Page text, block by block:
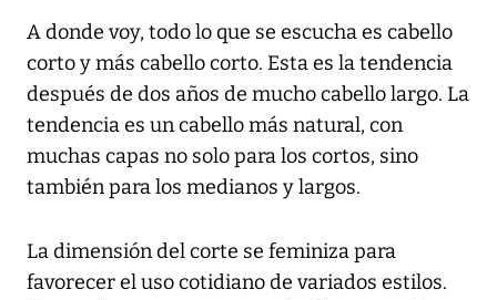
A donde voy, todo lo que se escucha es cabello
corto y más cabello corto. Esta es la tendencia
después de dos años de mucho cabello largo. La
tendencia es un cabello más natural, con
muchas capas no solo para los cortos, sino
también para los medianos y largos.
La dimensión del corte se feminiza para
favorecer el uso cotidiano de variados estilos.